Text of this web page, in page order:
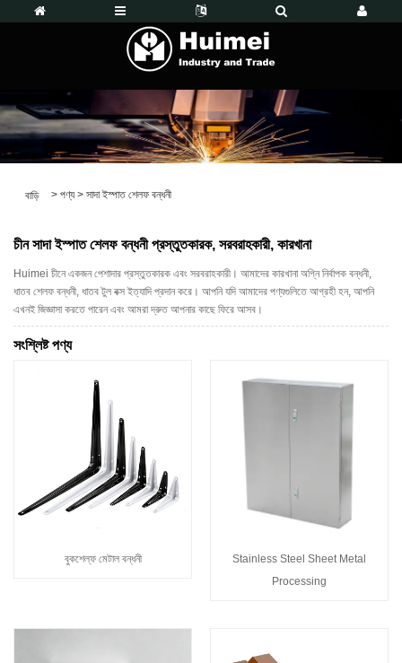
বাড়ি > পণ্য > সাদা ইস্পাত শেলফ বন্ধনী
চীন সাদা ইস্পাত শেলফ বন্ধনী প্রস্তুতকারক, সরবরাহকারী, কারখানা
Huimei চীনে একজন পেশাদার প্রস্তুতকারক এবং সরবরাহকারী। আমাদের কারখানা অগ্নি নির্বাপক বন্ধনী,
ধাতব শেলফ বন্ধনী, ধাতব টুল বক্স ইত্যাদি প্রদান করে। আপনি যদি আমাদের পণ্যগুলিতে আগ্রহী হন, আপনি
এখনই জিজ্ঞাসা করতে পারেন এবং আমরা দ্রুত আপনার কাছে ফিরে আসব।
সংশ্লিষ্ট পণ্য
বুকশেল্ফ মেটাল বন্ধনী
Stainless Steel Sheet Metal
Processing